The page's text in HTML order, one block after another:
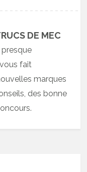
DE MEC
presque
fait
marques
des bonne